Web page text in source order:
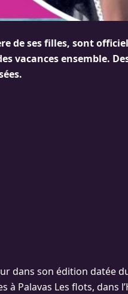
de ses filles, sont
vacances ensemble.
dans son édition datée
Palavas Les flots, dans